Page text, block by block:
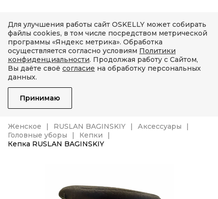
Для улучшения работы сайт OSKELLY может собирать
файлы cookies, в том числе посредством метрической
программы «Яндекс метрика». Обработка
осуществляется согласно условиям Политики
конфиденциальности. Продолжая работу с Сайтом,
Вы даёте своё согласие на обработку персональных
данных.
Принимаю
Женское RUSLAN BAGINSKIY
Аксессуары
Головные уборы
Кепки
Кепка RUSLAN BAGINSKIY